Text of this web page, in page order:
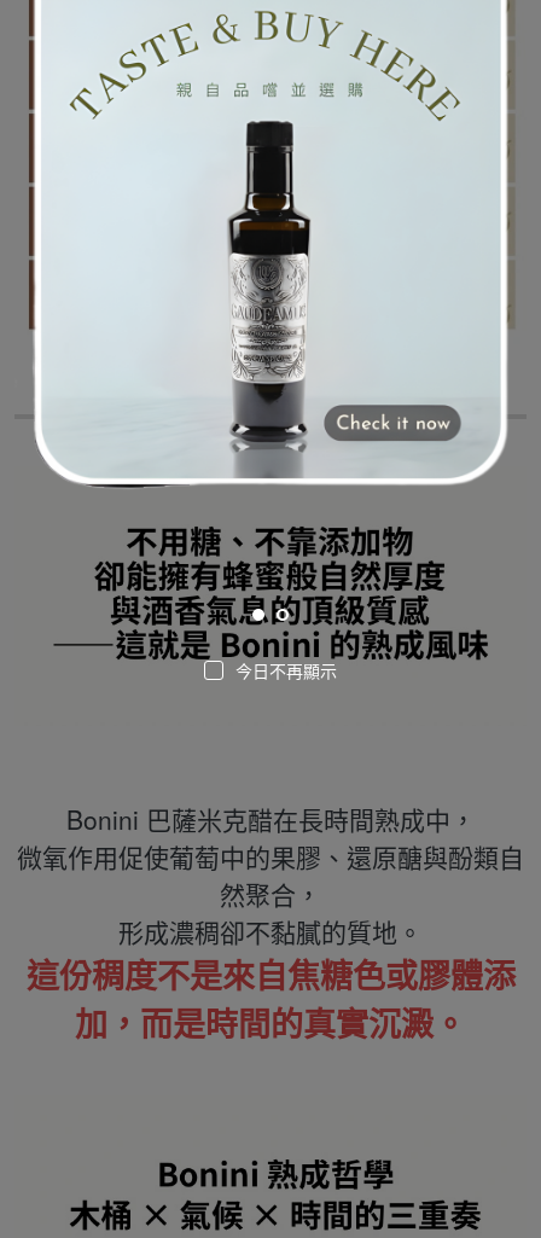
Bonini 巴薩米克醋在長時間熟成中，
微氧作用促使葡萄中的果膠、還原醣與酚類自
然聚合，
形成濃稠卻不黏膩的質地。
這份稠度不是來自焦糖色或膠體添
加，而是時間的真實沉澱。
今日不再顯示